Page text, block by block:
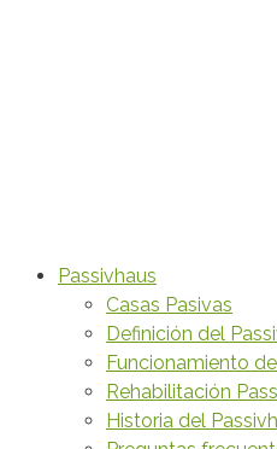
Passivhaus
Casas Pasivas
Definición del
Funcionamiento
Rehabilitación
Historia del